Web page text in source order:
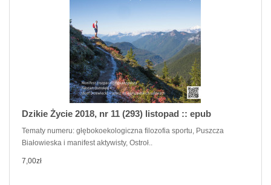
Dzikie Życie 2018, nr 11 (293) listopad :: epub
Tematy numeru: głębokoekologiczna filozofia sportu, Puszcza
Białowieska i manifest aktywisty, Ostroł..
7,00zł